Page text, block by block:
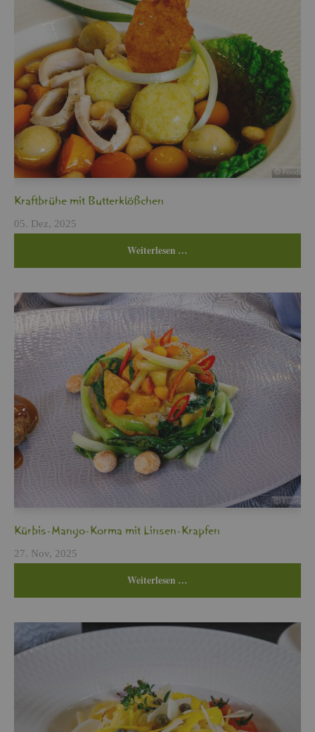
Kraft­brü­he mit But­ter­klö­ßchen
05. Dez, 2025
Wei­ter­le­sen …
Kür­bis-Mango-Korma mit Lin­sen-Krap­fen
27. Nov, 2025
Wei­ter­le­sen …